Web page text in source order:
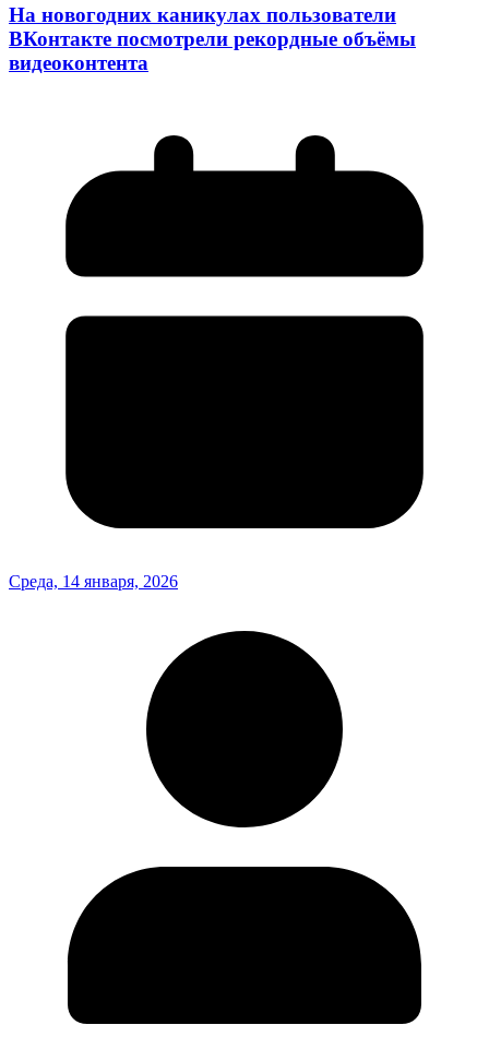
На новогодних каникулах пользователи
ВКонтакте посмотрели рекордные объёмы
видеоконтента
Среда, 14 января, 2026